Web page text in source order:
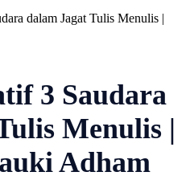
dalam Jagat Tulis Menulis |
3 Saudara
Menulis |
Adham